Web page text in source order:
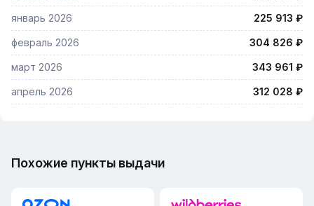
январь 2026 225 913 ₽
февраль 2026 304 826 ₽
март 2026 343 961 ₽
апрель 2026 312 028 ₽
Похожие пункты выдачи